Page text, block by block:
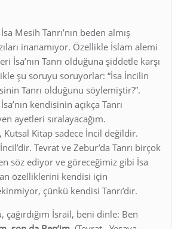
Mesih Tanrı’nın beden almış
inanamıyor. Özellikle İslam alemi
İsa’nın Tanrı olduğuna şiddetle karşı
şu soruyu soruyorlar: “İsa İncilin
Tanrı olduğunu söylemiştir?”.
kendisinin açıkça Tanrı
ayetleri sıralayacağım.
Kutsal Kitap sadece İncil değildir.
Tevrat ve Zebur’da Tanrı birçok
söz ediyor ve göreceğimiz gibi İsa
özelliklerini kendisi için
çünkü kendisi Tanrı’dır.
çağırdığım İsrail, beni dinle: Ben